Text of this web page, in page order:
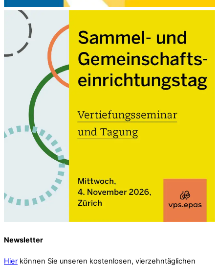
Newsletter
Hier können Sie unseren kostenlosen, vierzehntäglichen